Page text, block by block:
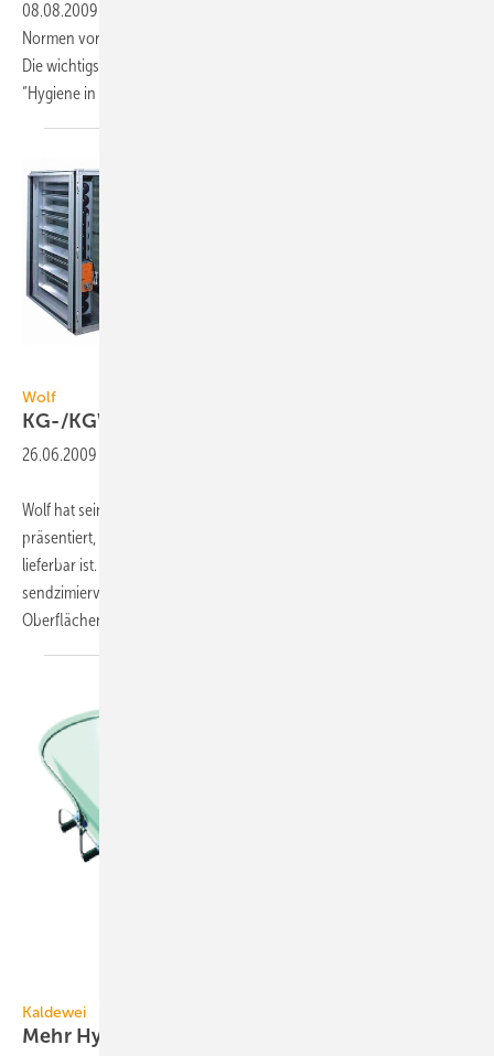
08.08.2009
Normen vor, die die Hygiene in Wohnungslüftungsanlagen neu regeln.
Die wichtigsten Aspekte zu diesem Thema stellt der FGK Status-Report
“Hygiene in Wohnungslüftungsanlagen“
Wolf
KG-/KGW-Top
26.06.2009
Wolf hat sein Klimagerät KG-Top jetzt in einer Hygieneausführung
präsentiert, das auch in wetterfester Variante als KGW-Top Hygiene
lieferbar ist. Die Hygieneausführungen sind aus selbsttragenden,
sendzimierverzinkten Einzelkuben konstruiert. Alle luftführenden
Oberflächen sind
Kaldewei
Mehr Hygiene für